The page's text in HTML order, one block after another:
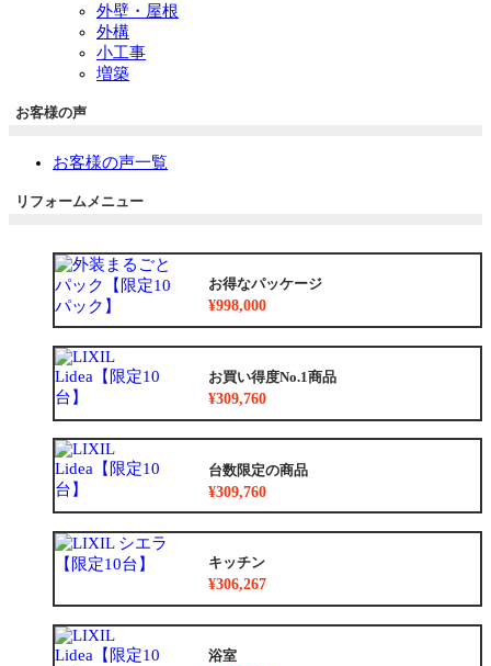
外壁・屋根
外構
小工事
増築
お客様の声
お客様の声一覧
リフォームメニュー
お得なパッケージ
¥998,000
お買い得度No.1商品
¥309,760
台数限定の商品
¥309,760
キッチン
¥306,267
浴室